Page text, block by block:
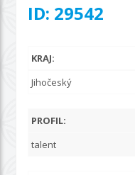
ID: 29542
KRAJ:
Jihočeský
PROFIL:
talent